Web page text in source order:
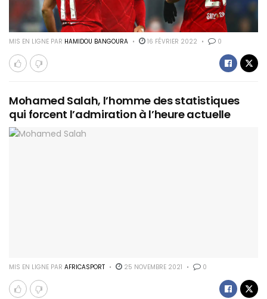
MIS EN LIGNE PAR HAMIDOU BANGOURA 16 FÉVRIER 2022 0
Mohamed Salah, l’homme des statistiques
qui forcent l’admiration à l’heure actuelle
MIS EN LIGNE PAR AFRICASPORT 25 NOVEMBRE 2021 0